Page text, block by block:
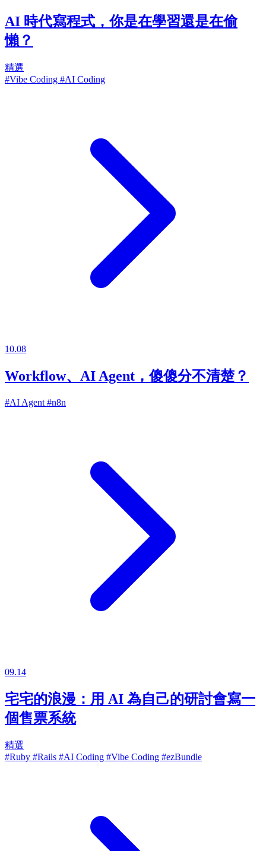
AI 時代寫程式，你是在學習還是在偷
懶？
精選
#Vibe Coding #AI Coding
10.08
Workflow、AI Agent，傻傻分不清楚？
#AI Agent #n8n
09.14
宅宅的浪漫：用 AI 為自己的研討會寫一
個售票系統
精選
#Ruby #Rails #AI Coding #Vibe Coding #ezBundle